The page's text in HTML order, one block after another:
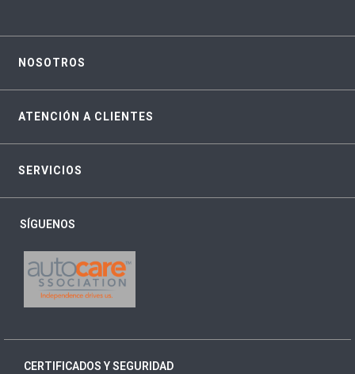
NOSOTROS
ATENCIÓN A CLIENTES
SERVICIOS
SÍGUENOS
CERTIFICADOS Y SEGURIDAD